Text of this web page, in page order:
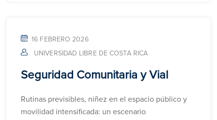
16 FEBRERO 2026
UNIVERSIDAD LIBRE DE COSTA RICA
Seguridad Comunitaria y Vial
Rutinas previsibles, niñez en el espacio público y
movilidad intensificada: un escenario